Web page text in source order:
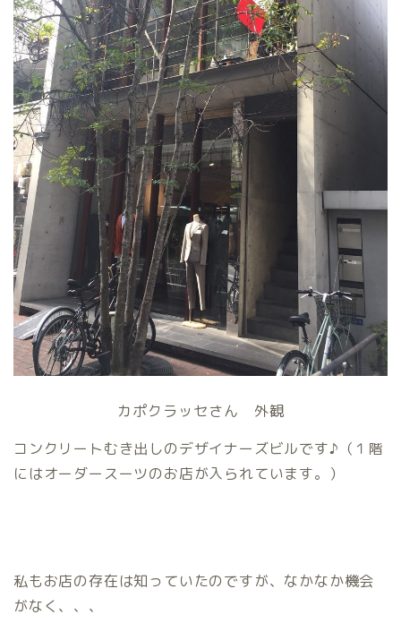
カポクラッセさん 外観
コンクリートむき出しのデザイナーズビルです♪（１階
にはオーダースーツのお店が入られています。）
私もお店の存在は知っていたのですが、なかなか機会
がなく、、、